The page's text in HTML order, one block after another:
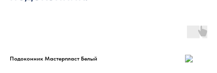
Подоконник Мастерпласт Белый